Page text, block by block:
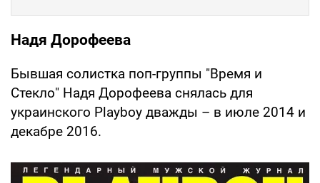
Надя Дорофеева
Бывшая солистка поп-группы "Время и
Стекло" Надя Дорофеева снялась для
украинского Playboy дважды – в июле 2014 и
декабре 2016.